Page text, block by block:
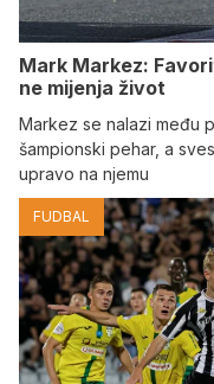
Mark Markez:
ne mijenja život
Markez se nalazi među
šampionski pehar, a
upravo na njemu
FUDBAL